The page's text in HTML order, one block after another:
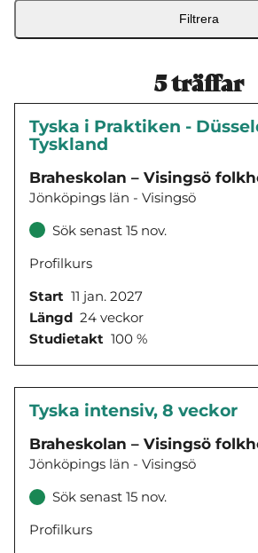
Filtrera
5träffar
Tyska i Praktiken -
Tyskland
Braheskolan – Visingsö
Jönköpings län - Visingsö
Sök senast 15 nov.
Profilkurs
Start 11 jan. 2027
Längd 24 veckor
Studietakt 100 %
Tyska intensiv, 8 veckor
Braheskolan – Visingsö
Jönköpings län - Visingsö
Sök senast 15 nov.
Profilkurs